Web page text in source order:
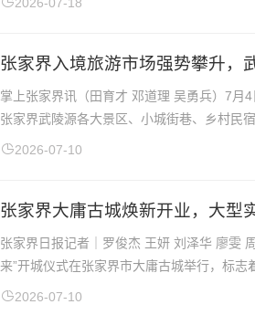
张家界入境旅游市场强势攀升，
掌上张家界讯（田育才 邓道理 吴勇兵）7月
张家界武陵源各大景区、小城街巷、乡村民
2026-07-10
张家界大庸古城焕新开业，大型
张家界日报记者｜罗俊杰 王妍 刘泽华 廖雯
来”开城仪式在张家界市大庸古城举行，标志
2026-07-10